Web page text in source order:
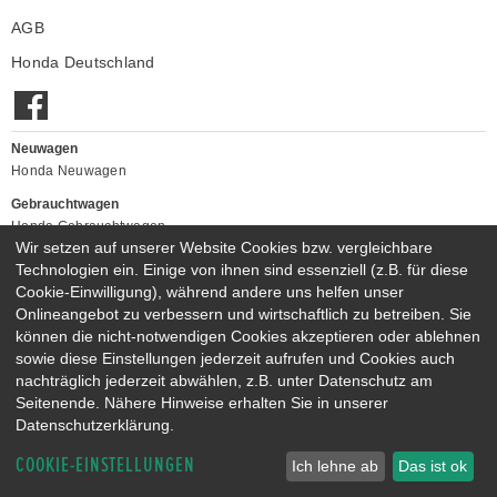
AGB
Honda Deutschland
Neuwagen
Honda Neuwagen
Gebrauchtwagen
Honda Gebrauchtwagen
Honda Vorführwagen
Gesamtbestand
NEUWAGENMODELLE
HONDA JAZZ E:HEV
HONDA CIVIC E:HEV
HONDA PRELUDE E:HEV
HONDA HR-V E:HEV
HONDA ZR-V E:HEV
HONDA CR-V E:HEV & E:PHEV
Wir setzen auf unserer Website Cookies bzw. vergleichbare
Technologien ein. Einige von ihnen sind essenziell (z.B. für diese
Cookie-Einwilligung), während andere uns helfen unser
Onlineangebot zu verbessern und wirtschaftlich zu betreiben. Sie
können die nicht-notwendigen Cookies akzeptieren oder ablehnen
sowie diese Einstellungen jederzeit aufrufen und Cookies auch
nachträglich jederzeit abwählen, z.B. unter Datenschutz am
Seitenende. Nähere Hinweise erhalten Sie in unserer
Datenschutzerklärung.
COOKIE-EINSTELLUNGEN Ich lehne ab Das ist ok